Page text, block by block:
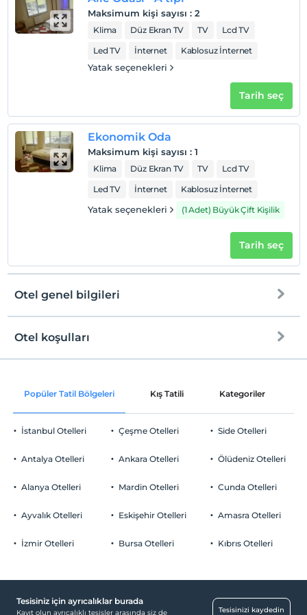
Maksimum kişi sayısı : 2
Klima Düz Ekran TV TV
Lcd TV
Led TV
İnternet Kablosuz İnternet
Yatak seçenekleri
Tarih seç
Ekonomik Oda
Maksimum kişi sayısı : 1
Klima Düz Ekran TV TV
Lcd TV
Led TV
İnternet Kablosuz İnternet
Yatak seçenekleri (1 Adet) Büyük Çift Kişilik
Tarih seç
Otel genel bilgileri
Ortak alanlar ve tüm odalar
Otopark
Ücretsiz Özel Otopark
Ulaşım
Otel koşulları
Check/in
Check/out
En geç saat 12:00 ve öncesi
Evcil Hayvan
2 yaşına kadar olan bebekler ücretsizdir.
Popüler Tatil Bölgeleri Kış Tatili Kategoriler
İstanbul Otelleri
Antalya Otelleri
Alanya Otelleri
Ayvalık Otelleri
İzmir Otelleri
Çeşme Otelleri
Ankara Otelleri
Mardin Otelleri
Eskişehir Otelleri
Bursa Otelleri
Side Otelleri
Ölüdeniz Otelleri
Cunda Otelleri
Amasra Otelleri
Kıbrıs Otelleri
Tesisiniz için ayrıcalıklar burada
Kayıt olun ayrıcalıklı tesisler arasında siz de
Tesisinizi kaydedin